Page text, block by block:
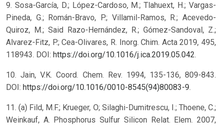
9. Sosa-García, D.; López-Cardoso, M.; Tlahuext, H.; Vargas-
Pineda, G.; Román-Bravo, P.; Villamil-Ramos, R.; Acevedo-
Quiroz, M.; Said Razo-Hernández, R.; Gómez-Sandoval, Z.;
Alvarez-Fitz, P.; Cea-Olivares, R. Inorg. Chim. Acta 2019, 495,
118943. DOI: https://doi.org/10.1016/j.ica.2019.05.042.
10. Jain, V.K. Coord. Chem. Rev. 1994, 135-136, 809-843.
DOI: https://doi.org/10.1016/0010-8545(94)80083-9.
11. (a) Fild, M.F.; Krueger, O; Silaghi-Dumitrescu, I.; Thoene, C.;
Weinkauf, A. Phosphorus Sulfur Silicon Relat. Elem. 2007,